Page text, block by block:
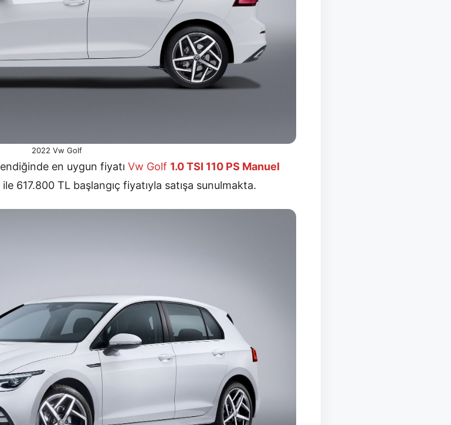
2022 Vw Golf
en uygun fiyatı Vw Golf 1.0 TSI 110 PS Manuel
617.800 TL başlangıç fiyatıyla satışa sunulmakta.